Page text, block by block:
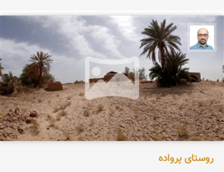
بابک ارجمندی
روستای پرواده